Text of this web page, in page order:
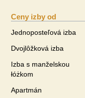
Ceny izby od
Jednoposteľová izba
Dvojlôžková izba
Izba s manželskou
łóżkom
Apartmán